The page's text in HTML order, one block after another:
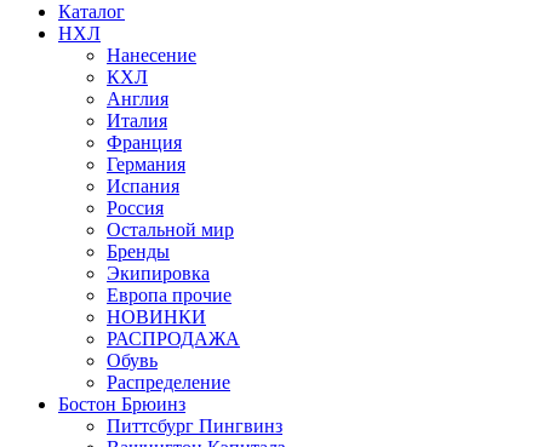
Каталог
НХЛ
Нанесение
КХЛ
Англия
Италия
Франция
Германия
Испания
Россия
Остальной мир
Бренды
Экипировка
Европа прочие
НОВИНКИ
РАСПРОДАЖА
Обувь
Распределение
Бостон Брюинз
Питтсбург Пингвинз